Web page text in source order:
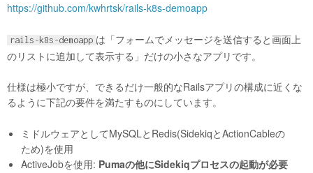
https://github.com/kwhrtsk/rails-k8s-demoapp
rails-k8s-demoapp は「フォームでメッセージを送信すると画面上
のリストに追加して表示する」だけの小さなアプリです。
仕様は極小ですが、できるだけ一般的なRailsアプリの構成に近くな
るように下記の要件を満たすものにしています。
ミドルウェアとしてMySQLとRedis(SidekiqとActionCableの
ため)を使用
ActiveJobを使用: Pumaの他にSidekiqプロセスの起動が必要